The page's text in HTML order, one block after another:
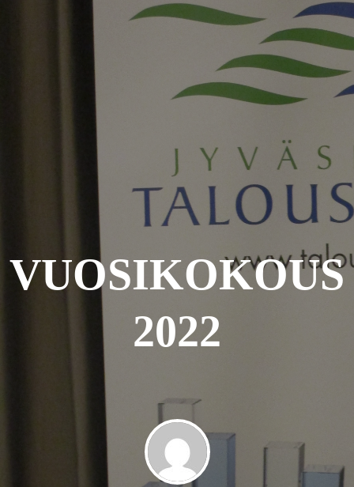
VUOSIKOKOUS
2022